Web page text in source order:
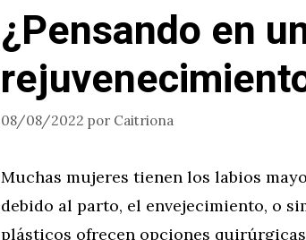
¿Pensando en
08/08/2022 por Caitriona
Muchas mujeres tienen los labios
debido al parto, el envejecimiento, o
plásticos ofrecen opciones